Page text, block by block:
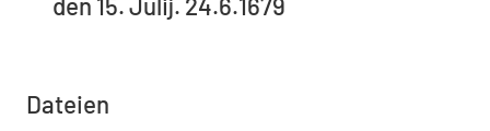
Dateien